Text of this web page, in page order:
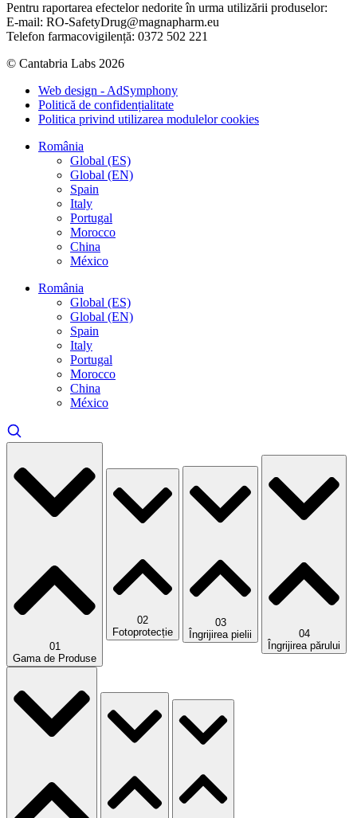
Pentru raportarea efectelor nedorite în urma utilizării produselor:
E-mail: RO-SafetyDrug@magnapharm.eu
Telefon farmacovigilență: 0372 502 221
© Cantabria Labs 2026
Web design - AdSymphony
Politică de confidențialitate
Politica privind utilizarea modulelor cookies
România
Global (ES)
Global (EN)
Spain
Italy
Portugal
Morocco
China
México
România
Global (ES)
Global (EN)
Spain
Italy
Portugal
Morocco
China
México
01
Gama de Produse
02
Fotoprotecție
03
Îngrijirea pielii
04
Îngrijirea părului